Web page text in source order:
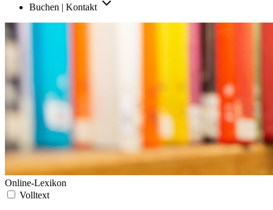
Buchen | Kontakt
Online-Lexikon
Volltext